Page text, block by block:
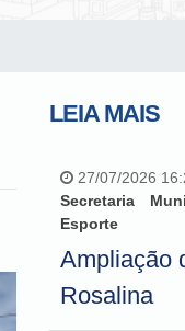
LEIA MAIS
27/07/2026
Secretaria
Esporte
Ampliação
Rosalina